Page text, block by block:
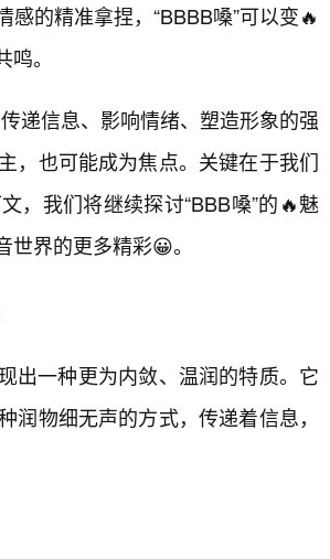
的精准拿捏，“BBBB嗓”可以变🔥
。
递信息、影响情绪、塑造形象的强
，也可能成为焦点。关键在于我们
，我们将继续探讨“BBB嗓”的🔥魅
界的更多精彩😀。
出一种更为内敛、温润的特质。它
物细无声的方式，传递着信息，